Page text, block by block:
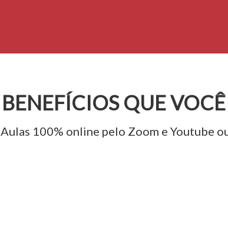
BENEFÍCIOS QUE
Aulas 100% online pelo Zoom e Youtube